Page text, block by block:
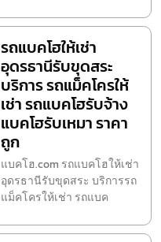
รถแบคโฮให้เช่า
อุดรธานีรับขุดสระ
บริการ รถแม็คโครให้
เช่า รถแบคโฮรับจ้าง
แบคโฮรับเหมา ราคา
ถูก
แบคโฮ.com รถแบคโฮให้เช่า
อุดรธานีรับขุดสระ บริการรถ
แม็คโครให้เช่า รถแบค